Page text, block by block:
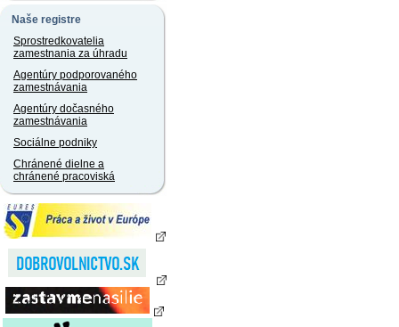
Naše registre
Sprostredkovatelia
zamestnania za úhradu
Agentúry podporovaného
zamestnávania
Agentúry dočasného
zamestnávania
Sociálne podniky
Chránené dielne a
chránené pracoviská